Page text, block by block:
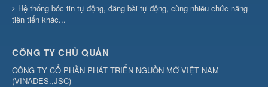
Hệ thống bóc tin tự động, đăng bài tự động, cùng nhiều chức năng
tiên tiến khác...
CÔNG TY CHỦ QUẢN
CÔNG TY CỔ PHẦN PHÁT TRIỂN NGUỒN MỞ VIỆT NAM
(VINADES.,JSC)